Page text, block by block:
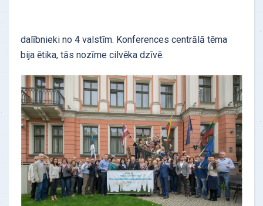
dalībnieki no 4 valstīm. Konferences centrālā tēma
bija ētika, tās nozīme cilvēka dzīvē.